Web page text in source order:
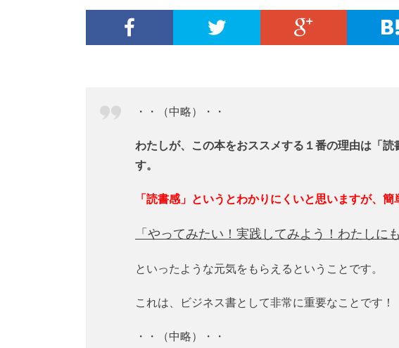
・・（中略）・・
わたしが、この本をおススメする１番の理由は「
す。
「読書感」というとわかりにくいと思いますが、
「やってみたい！実践してみよう！わたしに
といったような元気をもらえるということです。
これは、ビジネス書として非常に重要なことです！
・・（中略）・・